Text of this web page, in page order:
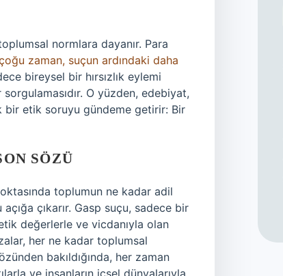
normlara dayanır. Para
zaman, suçun ardındaki daha
bireysel bir hırsızlık eylemi
O yüzden, edebiyat,
bir etik soruyu gündeme getirir: Bir
SÖZÜ
toplumun ne kadar adil
çıkarır. Gasp suçu, sadece bir
değerlerle ve vicdanıyla olan
her ne kadar toplumsal
bakıldığında, her zaman
ve insanların içsel dünyalarıyla